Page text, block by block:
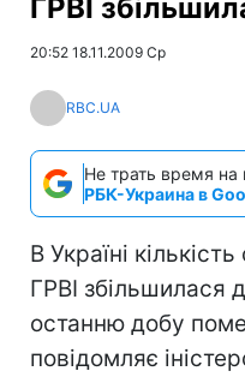
ГРВІ
20:52 18.11.2009 Ср
RBC.UA
Не трать время на
РБК-Украина в
В Україні
ГРВІ збільшилася
останню добу
повідомляє